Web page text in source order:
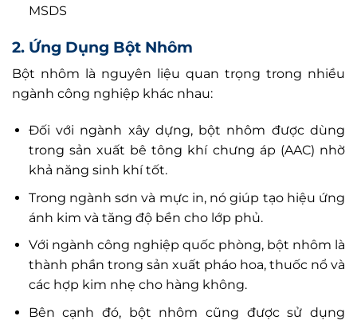
MSDS
2. Ứng Dụng Bột Nhôm
Bột nhôm là nguyên liệu quan trọng trong nhiều
ngành công nghiệp khác nhau:
Đối với ngành xây dựng, bột nhôm được dùng
trong sản xuất bê tông khí chưng áp (AAC) nhờ
khả năng sinh khí tốt.
Trong ngành sơn và mực in, nó giúp tạo hiệu ứng
ánh kim và tăng độ bền cho lớp phủ.
Với ngành công nghiệp quốc phòng, bột nhôm là
thành phần trong sản xuất pháo hoa, thuốc nổ và
các hợp kim nhẹ cho hàng không.
Bên cạnh đó, bột nhôm cũng được sử dụng